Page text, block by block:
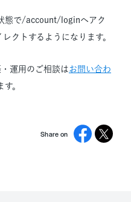
態で/account/loginへアク
クトするようになります。
運用のご相談はお問い合わ
。
Share on